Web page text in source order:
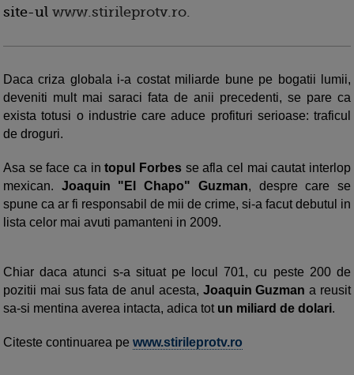
site-ul www.stirileprotv.ro.
Daca criza globala i-a costat miliarde bune pe bogatii lumii,
deveniti mult mai saraci fata de anii precedenti, se pare ca
exista totusi o industrie care aduce profituri serioase: traficul
de droguri.
Asa se face ca intopul Forbes se afla cel mai cautat interlop
mexican. Joaquin "El Chapo" Guzman, despre care se
spune ca ar fi responsabil de mii de crime, si-a facut debutul in
lista celor mai avuti pamanteni in 2009.
Chiar daca atunci s-a situat pe locul 701, cu peste 200 de
pozitii mai sus fata de anul acesta, Joaquin Guzmana reusit
sa-si mentina averea intacta, adica tot un miliard de dolari.
Citeste continuarea pe www.stirileprotv.ro